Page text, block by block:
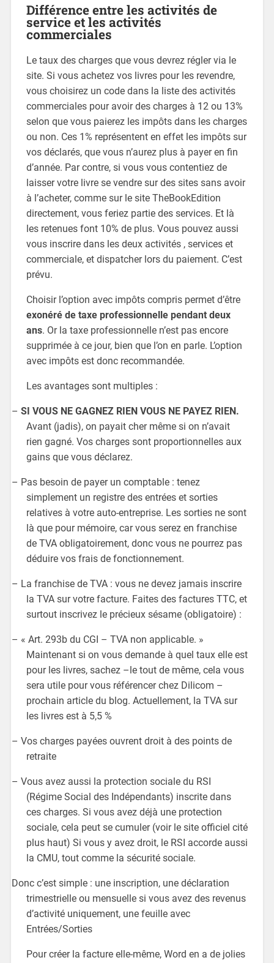
Différence entre les activités de
service et les activités
commerciales
Le taux des charges que vous devrez régler via le
site. Si vous achetez vos livres pour les revendre,
vous choisirez un code dans la liste des activités
commerciales pour avoir des charges à 12 ou 13%
selon que vous paierez les impôts dans les charges
ou non. Ces 1% représentent en effet les impôts sur
vos déclarés, que vous n’aurez plus à payer en fin
d’année. Par contre, si vous vous contentiez de
laisser votre livre se vendre sur des sites sans avoir
à l’acheter, comme sur le site TheBookEdition
directement, vous feriez partie des services. Et là
les retenues font 10% de plus. Vous pouvez aussi
vous inscrire dans les deux activités , services et
commerciale, et dispatcher lors du paiement. C’est
prévu.
Choisir l’option avec impôts compris permet d’être
exonéré de taxe professionnelle pendant deux
ans. Or la taxe professionnelle n’est pas encore
supprimée à ce jour, bien que l’on en parle. L’option
avec impôts est donc recommandée.
Les avantages sont multiples :
– SI VOUS NE GAGNEZ RIEN VOUS NE PAYEZ RIEN.
Avant (jadis), on payait cher même si on n’avait
rien gagné. Vos charges sont proportionnelles aux
gains que vous déclarez.
– Pas besoin de payer un comptable : tenez
simplement un registre des entrées et sorties
relatives à votre auto-entreprise. Les sorties ne sont
là que pour mémoire, car vous serez en franchise
de TVA obligatoirement, donc vous ne pourrez pas
déduire vos frais de fonctionnement.
– La franchise de TVA : vous ne devez jamais inscrire
la TVA sur votre facture. Faites des factures TTC, et
surtout inscrivez le précieux sésame (obligatoire) :
– « Art. 293b du CGI – TVA non applicable. »
Maintenant si on vous demande à quel taux elle est
pour les livres, sachez –le tout de même, cela vous
sera utile pour vous référencer chez Dilicom –
prochain article du blog. Actuellement, la TVA sur
les livres est à 5,5 %
– Vos charges payées ouvrent droit à des points de
retraite
– Vous avez aussi la protection sociale du RSI
(Régime Social des Indépendants) inscrite dans
ces charges. Si vous avez déjà une protection
sociale, cela peut se cumuler (voir le site officiel cité
plus haut) Si vous y avez droit, le RSI accorde aussi
la CMU, tout comme la sécurité sociale.
Donc c’est simple : une inscription, une déclaration
trimestrielle ou mensuelle si vous avez des revenus
d’activité uniquement, une feuille avec
Entrées/Sorties
Pour créer la facture elle-même, Word en a de jolies